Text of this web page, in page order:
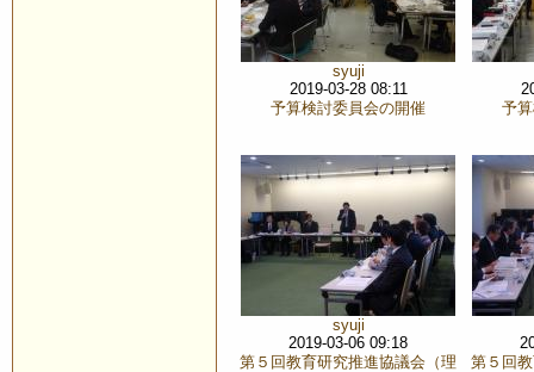
syuji
2019-03-28 08:11
予算検討委員会の開催
予
syuji
2019-03-06 09:18
第５回教育研究推進協議会（理
第５回